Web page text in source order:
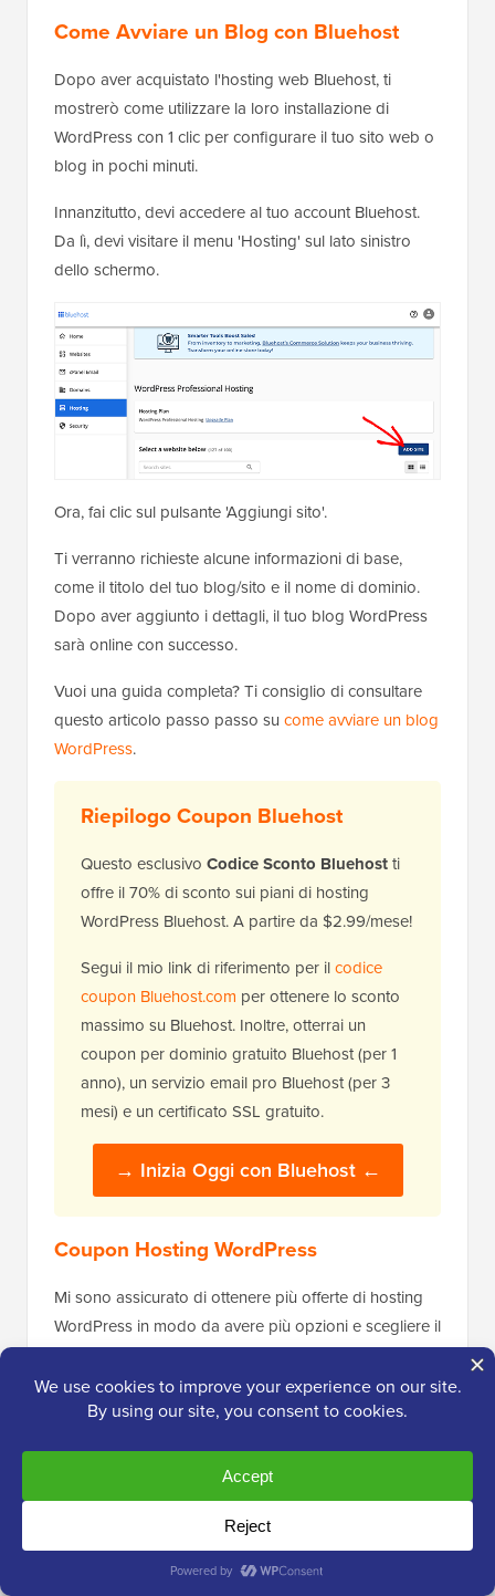
Come Avviare un Blog con Bluehost
Dopo aver acquistato l'hosting web Bluehost, ti
mostrerò come utilizzare la loro installazione di
WordPress con 1 clic per configurare il tuo sito web o
blog in pochi minuti.
Innanzitutto, devi accedere al tuo account Bluehost.
Da lì, devi visitare il menu 'Hosting' sul lato sinistro
dello schermo.
Ora, fai clic sul pulsante 'Aggiungi sito'.
Ti verranno richieste alcune informazioni di base,
come il titolo del tuo blog/sito e il nome di dominio.
Dopo aver aggiunto i dettagli, il tuo blog WordPress
sarà online con successo.
Vuoi una guida completa? Ti consiglio di consultare
questo articolo passo passo su come avviare un blog
WordPress.
Riepilogo Coupon Bluehost
Questo esclusivo Codice Sconto Bluehostti
offre il 70% di sconto sui piani di hosting
WordPress Bluehost. A partire da $2.99/mese!
Segui il mio link di riferimento per ilcodice
coupon Bluehost.com per ottenere lo sconto
massimo su Bluehost. Inoltre, otterrai un
coupon per dominio gratuito Bluehost (per 1
anno), un servizio email pro Bluehost (per 3
mesi) e un certificato SSL gratuito.
→ Inizia Oggi con Bluehost ←
Coupon Hosting WordPress
Mi sono assicurato di ottenere più offerte di hosting
WordPress in modo da avere più opzioni e scegliere il
miglior hosting web diventa facile.
Ecco alcuni altri coupon per hosting WordPress:
Coupon Hosting Offerta Sconto
78% DI SCONTO + Dominio
Coupon Network
67% DI SCONTO —